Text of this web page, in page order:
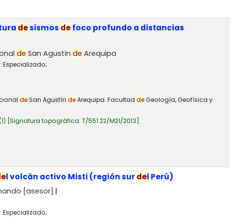
desismos defoco profundo a distancias
de San Agustín de Arequipa
Especializado;
deSan Agustín deArequipa. Facultad deGeología, Geofísica y
Signatura topográfica: T/551.22/M21/2013 .
l volcán activo Misti (región surdel Perú)
[asesor]
Especializado;